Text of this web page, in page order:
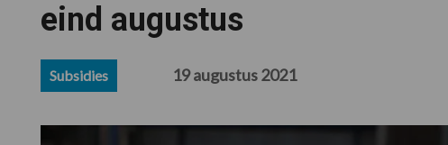
eind augustus
Subsidies 19 augustus 2021